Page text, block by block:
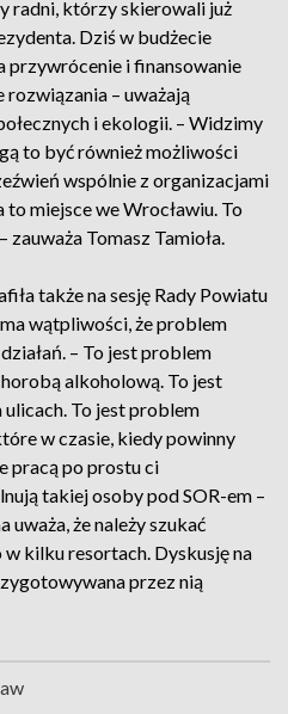
radni, którzy skierowali już
Dziś w budżecie
przywrócenie i finansowanie
rozwiązania – uważają
i ekologii. – Widzimy
to być również możliwości
wspólnie z organizacjami
miejsce we Wrocławiu. To
Tomasz Tamioła.
także na sesję Rady Powiatu
wątpliwości, że problem
– To jest problem
alkoholową. To jest
To jest problem
w czasie, kiedy powinny
pracą po prostu ci
takiej osoby pod SOR-em –
uważa, że należy szukać
kilku resortach. Dyskusję na
przez nią